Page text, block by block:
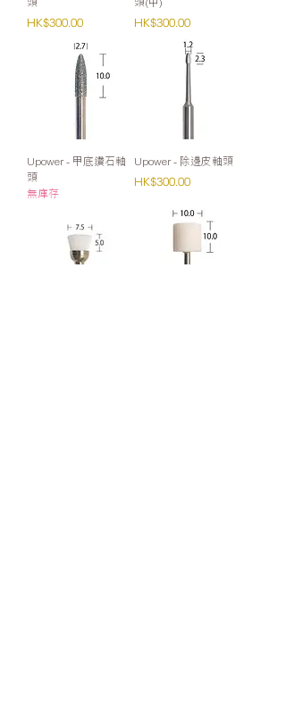
頭
價格
HK$300.00
頭(中)
價格
HK$300.00
Upower - 甲底鑽石軸
頭
無庫存
Upower - 除邊皮軸頭
價格
HK$300.00